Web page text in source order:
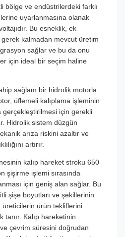
bölge ve endüstrilerdeki farklı
uyarlanmasına olanak
Bu esneklik, ek
kalmadan mevcut üretim
sağlar ve bu da onu
için ideal bir seçim haline
sağlam bir hidrolik motorla
üflemeli kalıplama işleminin
gerçekleştirilmesi için gerekli
Hidrolik sistem düzgün
arıza riskini azaltır ve
artırır.
kalıp hareket stroku 650
şişirme işlemi sırasında
için geniş alan sağlar. Bu
şişe boyutları ve şekillerinin
üreticilerin ürün tekliflerini
tanır. Kalıp hareketinin
ve çevrim süresini doğrudan